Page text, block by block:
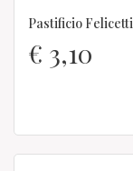
Pastificio Felicetti
€ 3,10